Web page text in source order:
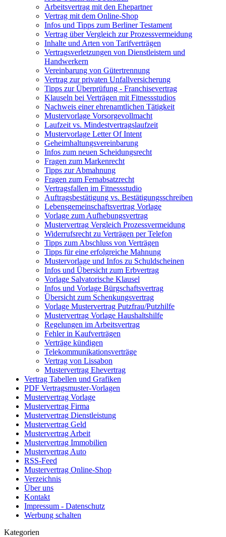
Arbeitsvertrag mit den Ehepartner
Vertrag mit dem Online-Shop
Infos und Tipps zum Berliner Testament
Vertrag über Vergleich zur Prozessvermeidung
Inhalte und Arten von Tarifverträgen
Vertragsverletzungen von Dienstleistern und
Handwerkern
Vereinbarung von Gütertrennung
Vertrag zur privaten Unfallversicherung
Tipps zur Überprüfung - Franchisevertrag
Klauseln bei Verträgen mit Fitnessstudios
Nachweis einer ehrenamtlichen Tätigkeit
Mustervorlage Vorsorgevollmacht
Laufzeit vs. Mindestvertragslaufzeit
Mustervorlage Letter Of Intent
Geheimhaltungsvereinbarung
Infos zum neuen Scheidungsrecht
Fragen zum Markenrecht
Tipps zur Abmahnung
Fragen zum Fernabsatzrecht
Vertragsfallen im Fitnessstudio
Auftragsbestätigung vs. Bestätigungsschreiben
Lebensgemeinschaftsvertrag Vorlage
Vorlage zum Aufhebungsvertrag
Mustervertrag Vergleich Prozessvermeidung
Widerrufsrecht zu Verträgen per Telefon
Tipps zum Abschluss von Verträgen
Tipps für eine erfolgreiche Mahnung
Mustervorlage und Infos zu Schuldscheinen
Infos und Übersicht zum Erbvertrag
Vorlage Salvatorische Klausel
Infos und Vorlage Bürgschaftsvertrag
Übersicht zum Schenkungsvertrag
Vorlage Mustervertrag Putzfrau/Putzhilfe
Mustervertrag Vorlage Haushaltshilfe
Regelungen im Arbeitsvertrag
Fehler in Kaufverträgen
Verträge kündigen
Telekommunikationsverträge
Vertrag von Lissabon
Mustervertrag Ehevertrag
Vertrag Tabellen und Grafiken
PDF Vertragsmuster-Vorlagen
Mustervertrag Vorlage
Mustervertrag Firma
Mustervertrag Dienstleistung
Mustervertrag Geld
Mustervertrag Arbeit
Mustervertrag Immobilien
Mustervertrag Auto
RSS-Feed
Mustervertrag Online-Shop
Verzeichnis
Über uns
Kontakt
Impressum - Datenschutz
Werbung schalten
Kategorien